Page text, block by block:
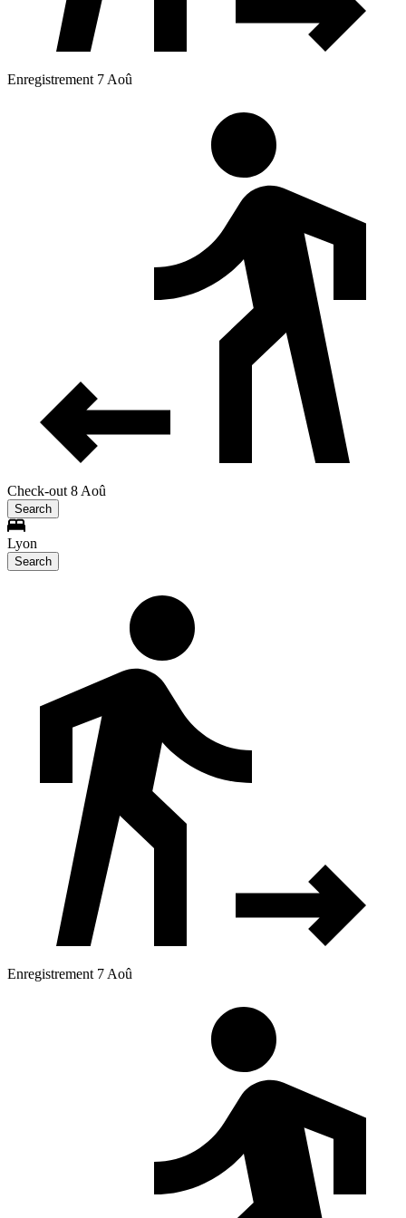
Enregistrement 7 Aoû
Check-out 8 Aoû
Search
Lyon
Search
Enregistrement 7 Aoû